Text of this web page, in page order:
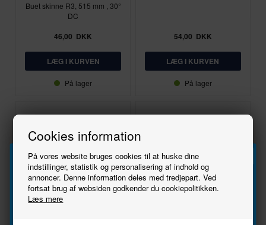
Cookies information
På vores website bruges cookies til at huske dine
indstillinger, statistik og personalisering af indhold og
annoncer. Denne information deles med tredjepart. Ved
fortsat brug af websiden godkender du cookiepolitikken.
Læs mere
Buet skinne R3, 515 mm , 30°
DC
46,00 DKK
På lager
54,00 DKK
På lager
DC Tilmeld